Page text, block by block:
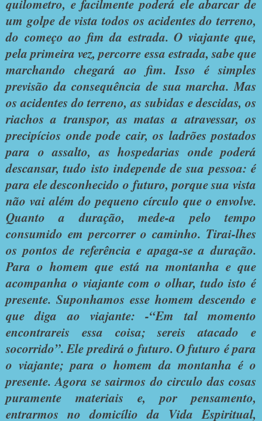
quilometro, e facilmente poderá ele abarcar de
um golpe de vista todos os acidentes do terreno,
do começo ao fim da estrada. O viajante que,
pela primeira vez, percorre essa estrada, sabe que
marchando chegará ao fim. Isso é simples
previsão da consequência de sua marcha. Mas
os acidentes do terreno, as subidas e descidas, os
riachos a transpor, as matas a atravessar, os
precipícios onde pode cair, os ladrões postados
para o assalto, as hospedarias onde poderá
descansar, tudo isto independe de sua pessoa: é
para ele desconhecido o futuro, porque sua vista
não vai além do pequeno círculo que o envolve.
Quanto a duração, mede-a pelo tempo
consumido em percorrer o caminho. Tirai-lhes
os pontos de referência e apaga-se a duração.
Para o homem que está na montanha e que
acompanha o viajante com o olhar, tudo isto é
presente. Suponhamos esse homem descendo e
que diga ao viajante: -“Em tal momento
encontrareis essa coisa; sereis atacado e
socorrido”. Ele predirá o futuro. O futuro é para
o viajante; para o homem da montanha é o
presente. Agora se sairmos do circulo das cosas
puramente materiais e, por pensamento,
entrarmos no domicílio da Vida Espiritual,